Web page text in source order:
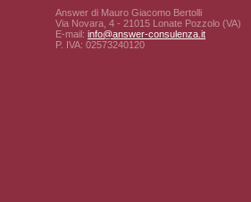
Answer di Mauro Giacomo Bertolli
Via Novara, 4 - 21015 Lonate Pozzolo (VA)
E-mail: info@answer-consulenza.it
P. IVA: 02573240120